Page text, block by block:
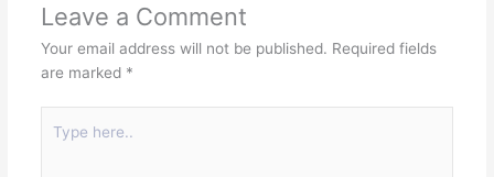
Leave a Comment
Your email address will not be published. Required fields
are marked *
here..